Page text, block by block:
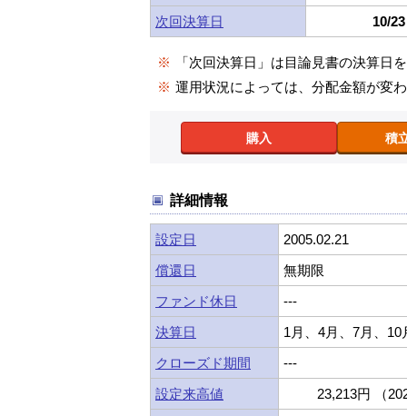
次回決算日
10/23
※
「次回決算日」は目論見書の決算日
※ 運用状況によっては、分配金額が変
購入 積
詳細情報
設定日
2005.02.21
償還日
無期限
ファンド休日
---
決算日
1月、4月、7月、10
クローズド期間
---
設定来高値
23,213円 （